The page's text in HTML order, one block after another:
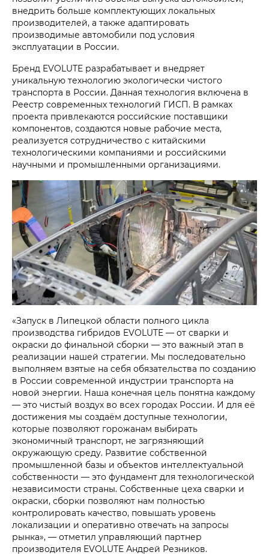
внедрить больше комплектующих локальных
производителей, а также адаптировать
производимые автомобили под условия
эксплуатации в России.
Бренд EVOLUTE разрабатывает и внедряет
уникальную технологию экологически чистого
транспорта в России. Данная технология включена в
Реестр современных технологий ГИСП. В рамках
проекта привлекаются российские поставщики
компонентов, создаются новые рабочие места,
реализуется сотрудничество с китайскими
технологическими компаниями и российскими
научными и промышленными организациями.
«Запуск в Липецкой области полного цикла
производства гибридов EVOLUTE — от сварки и
окраски до финальной сборки — это важный этап в
реализации нашей стратегии. Мы последовательно
выполняем взятые на себя обязательства по созданию
в России современной индустрии транспорта на
новой энергии. Наша конечная цель понятна каждому
— это чистый воздух во всех городах России. И для её
достижения мы создаём доступные технологии,
которые позволяют горожанам выбирать
экономичный транспорт, не загрязняющий
окружающую среду. Развитие собственной
промышленной базы и объектов интеллектуальной
собственности — это фундамент для технологической
независимости страны. Собственные цеха сварки и
окраски, сборки позволяют нам полностью
контролировать качество, повышать уровень
локализации и оперативно отвечать на запросы
рынка», — отметил управляющий партнер
производителя EVOLUTE Андрей Резников.